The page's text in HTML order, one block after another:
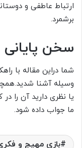
ارتباط عاطفی و
برشمرد.
سخن پایانی
شما دراین مقاله با
وسیله آشنا
یا نظری دارید آن را
ما جواب داده شود.
بازی مهیج و